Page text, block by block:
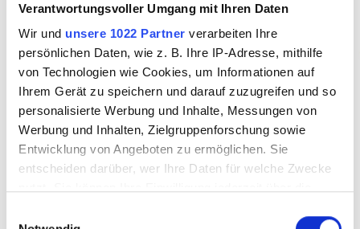
Verantwortungsvoller Umgang mit Ihren Daten
Wir und unsere 1022 Partner verarbeiten Ihre
persönlichen Daten, wie z. B. Ihre IP-Adresse, mithilfe
von Technologien wie Cookies, um Informationen auf
Ihrem Gerät zu speichern und darauf zuzugreifen und so
personalisierte Werbung und Inhalte, Messungen von
Werbung und Inhalten, Zielgruppenforschung sowie
Entwicklung von Angeboten zu ermöglichen. Sie
entscheiden darüber, wer Ihre Daten für welche Zwecke